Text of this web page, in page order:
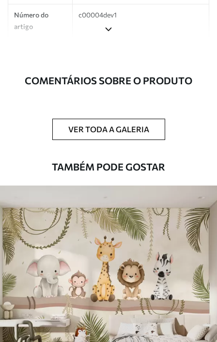
Número do
artigo
c00004dev1
rolos de até 50 cm de largura.
revestimento de verniz podem ser limpos
com água.
aplicação
Materiais disponíveis
Standard
45 .0027.00 €/m²
Premium
56.6734.00€/m²
COMENTÁRIOS SOBRE O PRODUTO
VER TODA A GALERIA
TAMBÉM PODE GOSTAR